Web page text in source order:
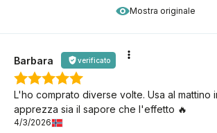
Mostra originale
Barbara verificato
L'ho comprato diverse volte. Usa al mattino
apprezza sia il sapore che l'effetto 🔥
4/3/2026